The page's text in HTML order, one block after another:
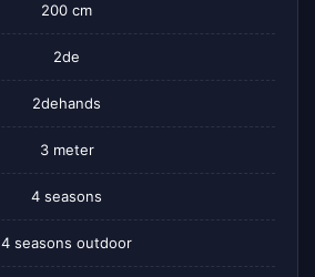
200 cm
2de
2dehands
3 meter
4 seasons
4 seasons outdoor